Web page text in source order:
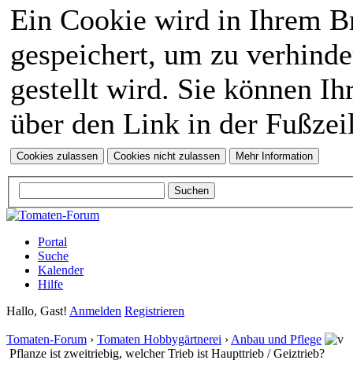
Ein Cookie wird in Ihrem
gespeichert, um zu
gestellt wird. Sie können
über den Link in der
Portal
Suche
Kalender
Hilfe
Hallo, Gast! Anmelden Registrieren
Tomaten-Forum › Tomaten Hobbygärtnerei › Anbau und Pflege
Pflanze ist zweitriebig, welcher Trieb ist Haupttrieb / Geiztrieb?